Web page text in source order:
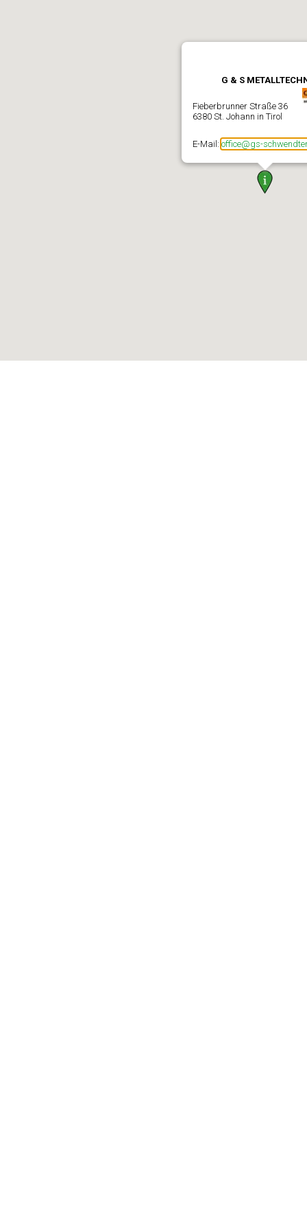
G & S
Fieberbrunner Straße 36
6380 St. Johann in Tirol
E-Mail: office@gs-